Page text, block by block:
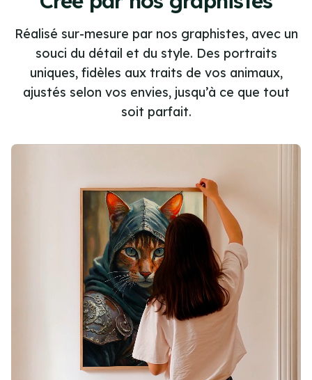
Réalisé sur-mesure par nos graphistes, avec un
souci du détail et du style. Des portraits
uniques, fidèles aux traits de vos animaux,
ajustés selon vos envies, jusqu’à ce que tout
soit parfait.